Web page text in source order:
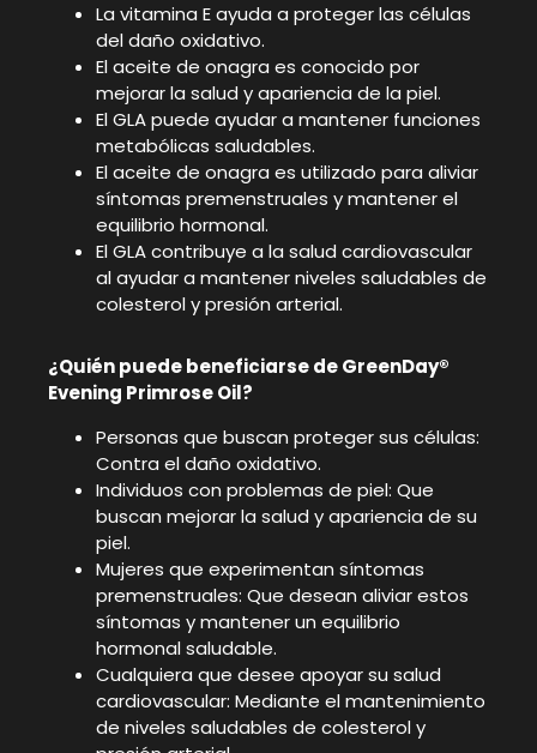
La vitamina E ayuda a proteger las células
del daño oxidativo.
El aceite de onagra es conocido por
mejorar la salud y apariencia de la piel.
El GLA puede ayudar a mantener funciones
metabólicas saludables.
El aceite de onagra es utilizado para aliviar
síntomas premenstruales y mantener el
equilibrio hormonal.
El GLA contribuye a la salud cardiovascular
al ayudar a mantener niveles saludables de
colesterol y presión arterial.
¿Quién puede beneficiarse de GreenDay®
Evening Primrose Oil?
Personas que buscan proteger sus células:
Contra el daño oxidativo.
Individuos con problemas de piel: Que
buscan mejorar la salud y apariencia de su
piel.
Mujeres que experimentan síntomas
premenstruales: Que desean aliviar estos
síntomas y mantener un equilibrio
hormonal saludable.
Cualquiera que desee apoyar su salud
cardiovascular: Mediante el mantenimiento
de niveles saludables de colesterol y